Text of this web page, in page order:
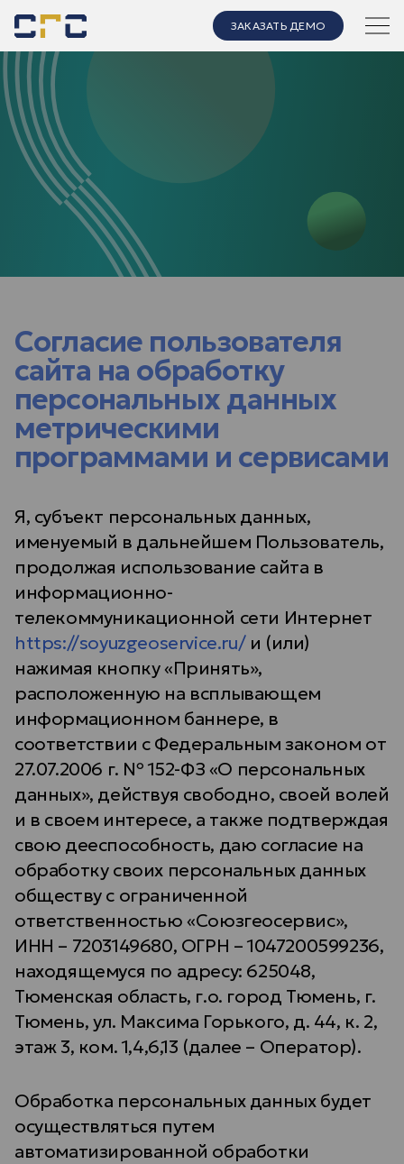
ЗАКАЗАТЬ ДЕМО
Согласие пользователя
сайта на обработку
персональных данных
метрическими
программами и сервисами
Я, субъект персональных данных,
именуемый в дальнейшем Пользователь,
продолжая использование сайта в
информационно-
телекоммуникационной сети Интернет
https://soyuzgeoservice.ru/и (или)
нажимая кнопку «Принять»,
расположенную на всплывающем
информационном баннере, в
соответствии с Федеральным законом от
27.07.2006 г. № 152-ФЗ «О персональных
данных», действуя свободно, своей волей
и в своем интересе, а также подтверждая
свою дееспособность, даю согласие на
обработку своих персональных данных
обществу с ограниченной
ответственностью «Союзгеосервис»,
ИНН – 7203149680, ОГРН – 1047200599236,
находящемуся по адресу: 625048,
Тюменская область, г.о. город Тюмень, г.
Тюмень, ул. Максима Горького, д. 44, к. 2,
этаж 3, ком. 1,4,6,13 (далее – Оператор).
Обработка персональных данных будет
осуществляться путем
автоматизированной обработки